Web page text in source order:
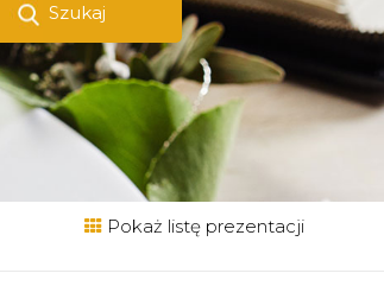
Szukaj
Pokaż listę prezentacji